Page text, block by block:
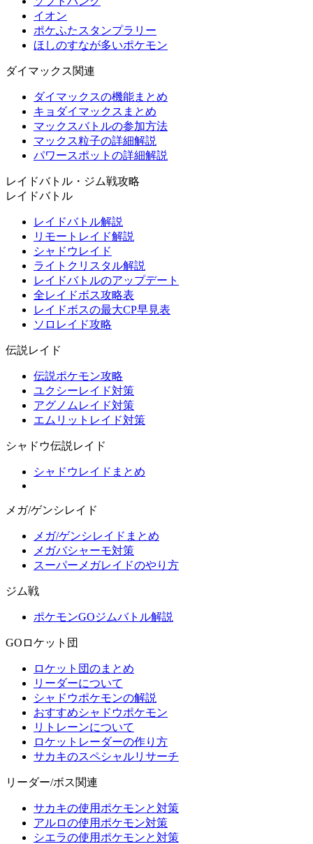
イオン
ポケふたスタンプラリー
ほしのすなが多いポケモン
ダイマックス関連
ダイマックスの機能まとめ
キョダイマックスまとめ
マックスバトルの参加方法
マックス粒子の詳細解説
パワースポットの詳細解説
レイドバトル・ジム戦攻略
レイドバトル
レイドバトル解説
リモートレイド解説
シャドウレイド
ライトクリスタル解説
レイドバトルのアップデート
全レイドボス攻略表
レイドボスの最大CP早見表
ソロレイド攻略
伝説レイド
伝説ポケモン攻略
ユクシーレイド対策
アグノムレイド対策
エムリットレイド対策
シャドウ伝説レイド
シャドウレイドまとめ
メガ/ゲンシレイド
メガ/ゲンシレイドまとめ
メガバシャーモ対策
スーパーメガレイドのやり方
ジム戦
ポケモンGOジムバトル解説
GOロケット団
ロケット団のまとめ
リーダーについて
シャドウポケモンの解説
おすすめシャドウポケモン
リトレーンについて
ロケットレーダーの作り方
サカキのスペシャルリサーチ
リーダー/ボス関連
サカキの使用ポケモンと対策
アルロの使用ポケモン対策
シエラの使用ポケモンと対策